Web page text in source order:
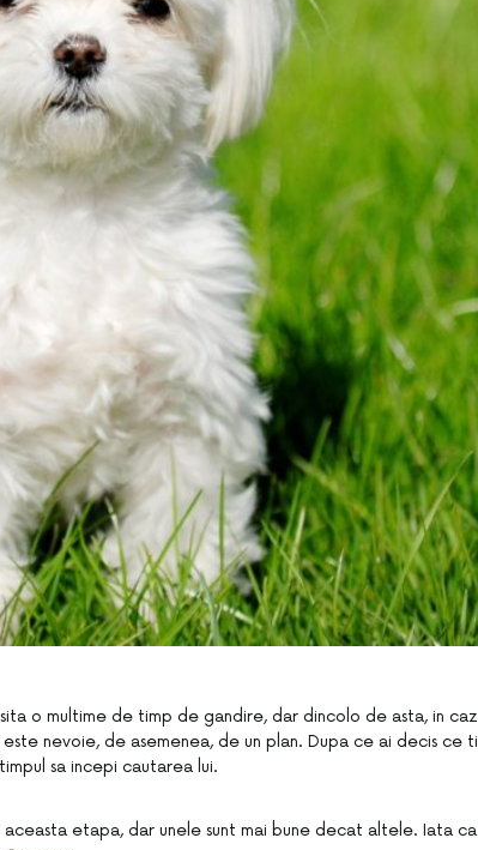
o multime de timp de gandire, dar dincolo de asta, in
nevoie, de asemenea, de un plan. Dupa ce ai decis ce
sa incepi cautarea lui.
aceasta etapa, dar unele sunt mai bune decat altele. Iata